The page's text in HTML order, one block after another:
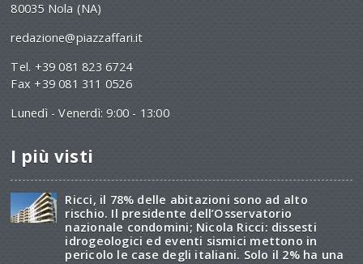
80035 Nola (NA)
redazione@piazzaffari.it
Tel. +39 081 823 6724
Fax +39 081 311 0526
Lunedì - Venerdì: 9:00 - 13:00
I più visti
Ricci, il 78% delle abitazioni sono ad alto
rischio. Il presidente dell’Osservatorio
nazionale condomini; Nicola Ricci: dissesti
idrogeologici ed eventi sismici mettono in
pericolo le case degli italiani. Solo il 2% ha una